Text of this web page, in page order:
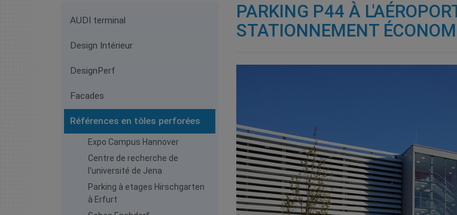
AUDI terminal
Design Intérieur
DesignPerf
Facades
Références en tôles perforées
Expo Campus Hannover
Centre de recherche de
l'université de Jena
Parking à etages Hirschgarten
à Erfurt
PARKING P44 À
STATIONNEMENT